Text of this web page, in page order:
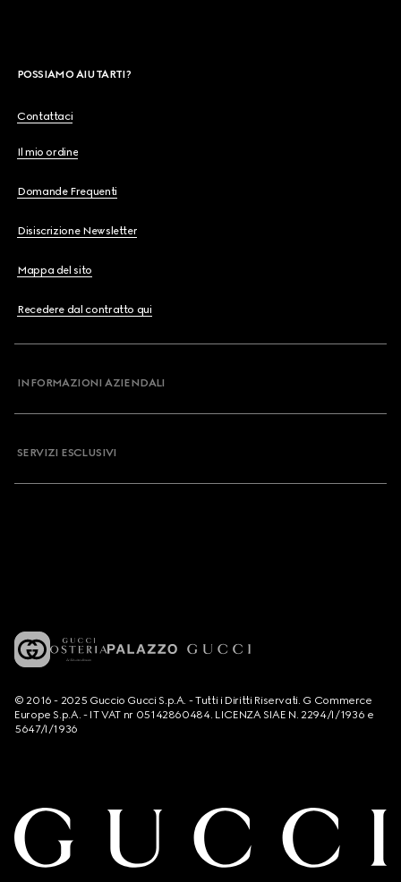
POSSIAMO AIUTARTI?
Contattaci
Il mio ordine
Domande Frequenti
Disiscrizione Newsletter
Mappa del sito
Recedere dal contratto qui
INFORMAZIONI AZIENDALI
SERVIZI ESCLUSIVI
© 2016 - 2025 Guccio Gucci S.p.A. - Tutti i Diritti Riservati. G Commerce
Europe S.p.A. - IT VAT nr 05142860484. LICENZA SIAE N. 2294/I/1936 e
5647/I/1936